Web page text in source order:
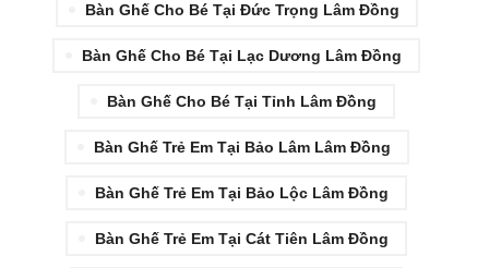
Bàn Ghế Cho Bé Tại Đức Trọng Lâm Đồng
Bàn Ghế Cho Bé Tại Lạc Dương Lâm Đồng
Bàn Ghế Cho Bé Tại Tỉnh Lâm Đồng
Bàn Ghế Trẻ Em Tại Bảo Lâm Lâm Đồng
Bàn Ghế Trẻ Em Tại Bảo Lộc Lâm Đồng
Bàn Ghế Trẻ Em Tại Cát Tiên Lâm Đồng